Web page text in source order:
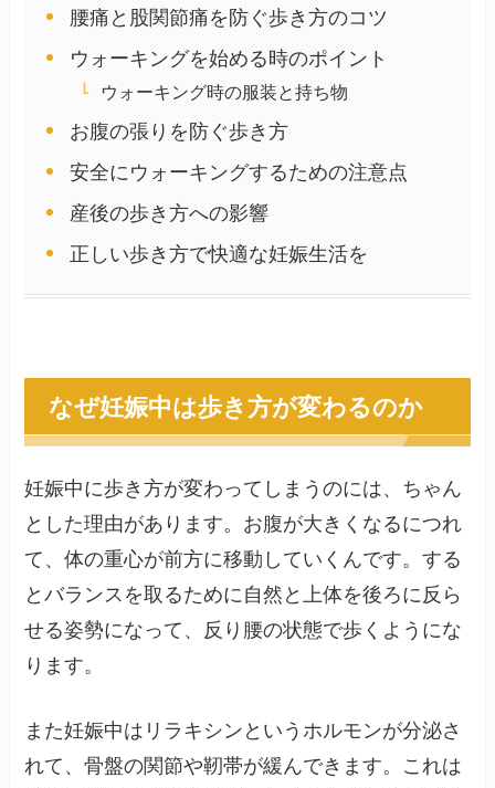
腰痛と股関節痛を防ぐ歩き方のコツ
ウォーキングを始める時のポイント
ウォーキング時の服装と持ち物
お腹の張りを防ぐ歩き方
安全にウォーキングするための注意点
産後の歩き方への影響
正しい歩き方で快適な妊娠生活を
なぜ妊娠中は歩き方が変わるのか
妊娠中に歩き方が変わってしまうのには、ちゃん
とした理由があります。お腹が大きくなるにつれ
て、体の重心が前方に移動していくんです。する
とバランスを取るために自然と上体を後ろに反ら
せる姿勢になって、反り腰の状態で歩くようにな
ります。
また妊娠中はリラキシンというホルモンが分泌さ
れて、骨盤の関節や靭帯が緩んできます。これは